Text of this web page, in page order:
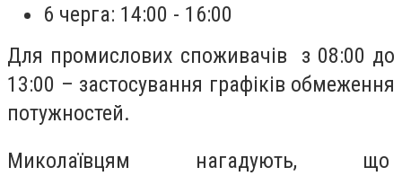
6 черга: 14:00 - 16:00
Для промислових споживачів з 08:00 до
13:00 – застосування графіків обмеження
потужностей.
Миколаївцям нагадують, що